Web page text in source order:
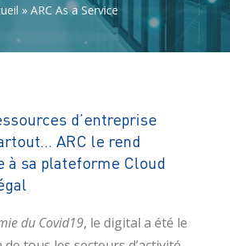
» ARC As a Service
d’entreprise
ARC le rend
à sa plateforme Cloud
du Covid19, le digital a été le